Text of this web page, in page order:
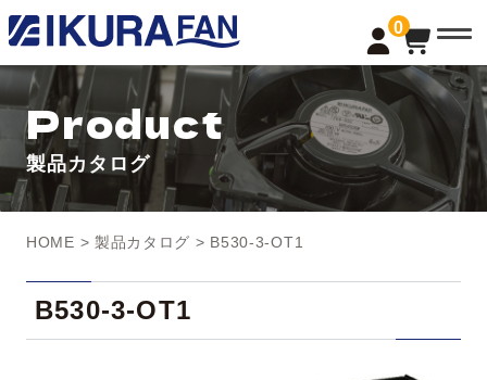
0
t
o
g
l
e
a
v
i
g
a
n
Product
製品カタログ
HOME > 製品カタログ > B530-3-OT1
B530-3-OT1